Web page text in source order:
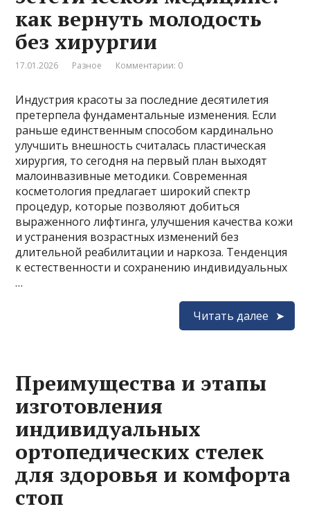
как вернуть молодость
без хирургии
17.01.2026 Разное Комментарии: 0
Индустрия красоты за последние десятилетия
претерпела фундаментальные изменения. Если
раньше единственным способом кардинально
улучшить внешность считалась пластическая
хирургия, то сегодня на первый план выходят
малоинвазивные методики. Современная
косметология предлагает широкий спектр
процедур, которые позволяют добиться
выраженного лифтинга, улучшения качества кожи
и устранения возрастных изменений без
длительной реабилитации и наркоза. Тенденция
к естественности и сохранению индивидуальных
…
Читать далее
Преимущества и этапы
изготовления
индивидуальных
ортопедических стелек
для здоровья и комфорта
стоп